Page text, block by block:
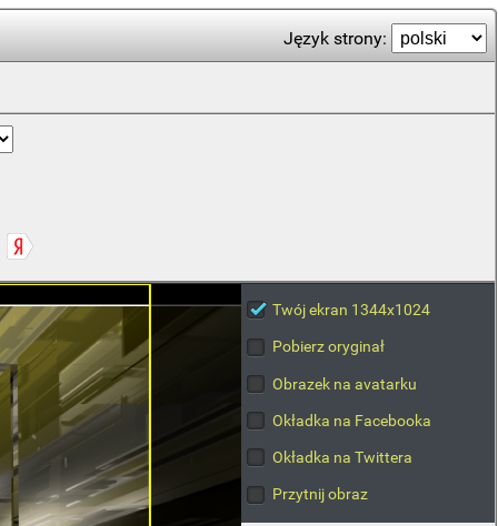
Język strony:
Twój ekran 1344x1024
Pobierz oryginał
Obrazek na avatarku
Okładka na Facebooka
Okładka na Twittera
Przytnij obraz